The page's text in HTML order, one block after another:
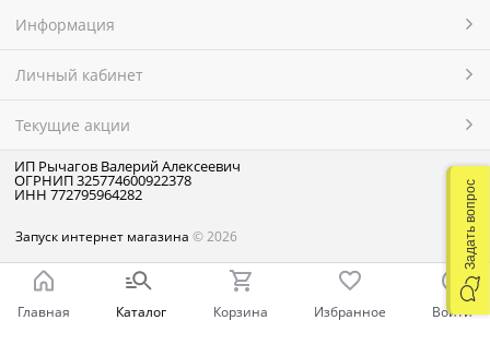
Информация
Личный кабинет
Текущие акции
ИП Рычагов Валерий Алексеевич
ОГРНИП 325774600922378
ИНН 772795964282
Запуск интернет магазина © 2026
Главная Каталог Корзина Избранное Войти
Задать вопрос